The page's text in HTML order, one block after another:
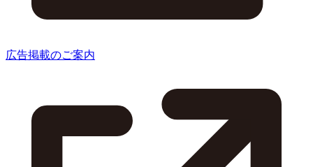
広告掲載のご案内